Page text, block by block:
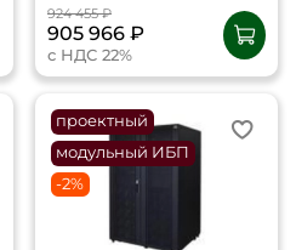
924 455 ₽
905 966 ₽
с НДС 22%
проектный
модульный ИБП
-2%